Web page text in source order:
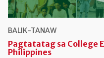
BALIK-TANAW
Pagtatatag sa College
Philippines